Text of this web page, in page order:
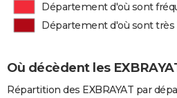
Département d'où sont
Département d'où sont très
Où décèdent les
Répartition des EXBRAYAT par